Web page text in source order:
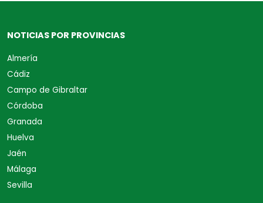
NOTICIAS POR PROVINCIAS
Almería
Cádiz
Campo de Gibraltar
Córdoba
Granada
Huelva
Jaén
Málaga
Sevilla